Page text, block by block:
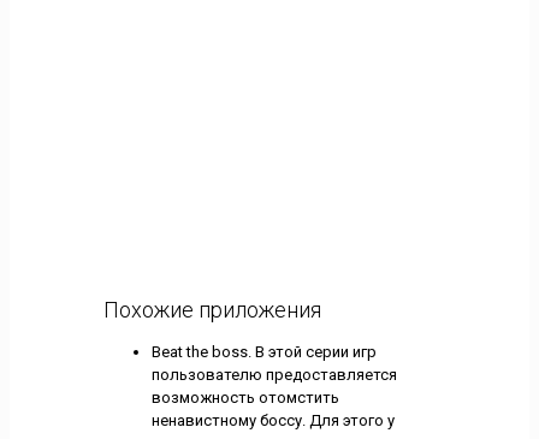
Похожие приложения
Beat the boss. В этой серии игр
пользователю предоставляется
возможность отомстить
ненавистному боссу. Для этого у